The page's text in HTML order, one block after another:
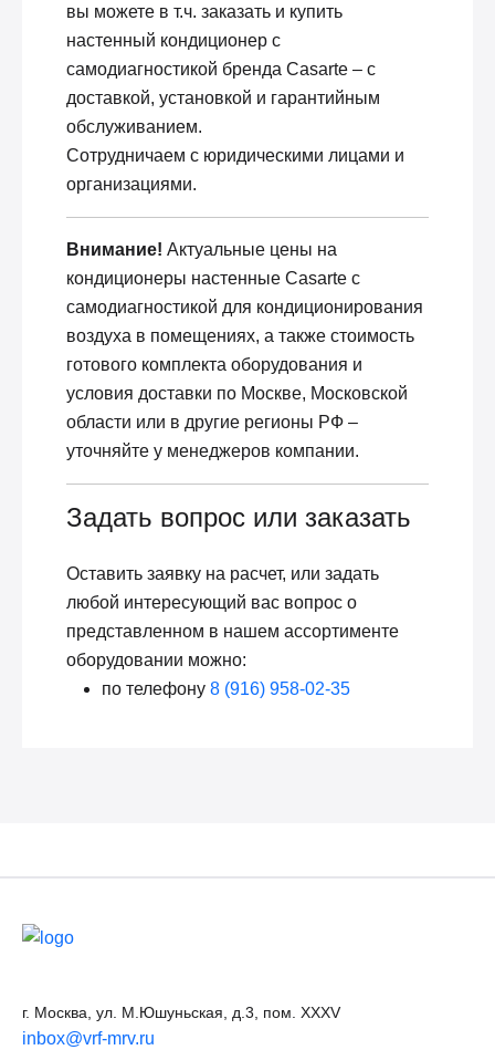
вы можете в т.ч. заказать и купить
настенный кондиционер с
самодиагностикой бренда Casarte – с
доставкой, установкой и гарантийным
обслуживанием.
Сотрудничаем с юридическими лицами и
организациями.
Внимание! Актуальные цены на
кондиционеры настенные Casarte с
самодиагностикой для кондиционирования
воздуха в помещениях, а также стоимость
готового комплекта оборудования и
условия доставки по Москве, Московской
области или в другие регионы РФ –
уточняйте у менеджеров компании.
Задать вопрос или заказать
Оставить заявку на расчет, или задать
любой интересующий вас вопрос о
представленном в нашем ассортименте
оборудовании можно:
по телефону 8 (916) 958-02-35
г. Москва, ул. М.Юшуньская, д.3, пом. XXXV
inbox@vrf-mrv.ru